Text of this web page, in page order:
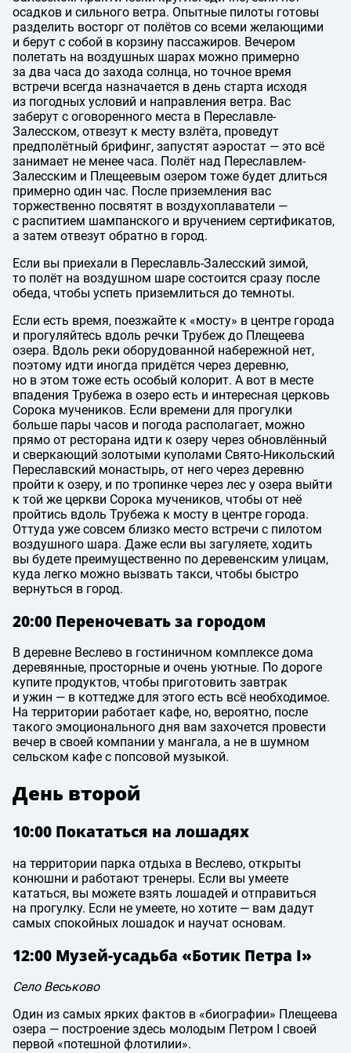
осадков и сильного ветра. Опытные пилоты готовы
разделить восторг от полётов со всеми желающими
и берут с собой в корзину пассажиров. Вечером
полетать на воздушных шарах можно примерно
за два часа до захода солнца, но точное время
встречи всегда назначается в день старта исходя
из погодных условий и направления ветра. Вас
заберут с оговоренного места в Переславле-
Залесском, отвезут к месту взлёта, проведут
предполётный брифинг, запустят аэростат — это всё
занимает не менее часа. Полёт над Переславлем-
Залесским и Плещеевым озером тоже будет длиться
примерно один час. После приземления вас
торжественно посвятят в воздухоплаватели —
с распитием шампанского и вручением сертификатов,
а затем отвезут обратно в город.
Если вы приехали в Переславль-Залесский зимой,
то полёт на воздушном шаре состоится сразу после
обеда, чтобы успеть приземлиться до темноты.
Если есть время, поезжайте к «мосту» в центре города
и прогуляйтесь вдоль речки Трубеж до Плещеева
озера. Вдоль реки оборудованной набережной нет,
поэтому идти иногда придётся через деревню,
но в этом тоже есть особый колорит. А вот в месте
впадения Трубежа в озеро есть и интересная церковь
Сорока мучеников. Если времени для прогулки
больше пары часов и погода располагает, можно
прямо от ресторана идти к озеру через обновлённый
и сверкающий золотыми куполами Свято-Никольский
Переславский монастырь, от него через деревню
пройти к озеру, и по тропинке через лес у озера выйти
к той же церкви Сорока мучеников, чтобы от неё
пройтись вдоль Трубежа к мосту в центре города.
Оттуда уже совсем близко место встречи с пилотом
воздушного шара. Даже если вы загуляете, ходить
вы будете преимущественно по деревенским улицам,
куда легко можно вызвать такси, чтобы быстро
вернуться в город.
20:00 Переночевать за городом
В деревне Веслево в гостиничном комплексе дома
деревянные, просторные и очень уютные. По дороге
купите продуктов, чтобы приготовить завтрак
и ужин — в коттедже для этого есть всё необходимое.
На территории работает кафе, но, вероятно, после
такого эмоционального дня вам захочется провести
вечер в своей компании у мангала, а не в шумном
сельском кафе с попсовой музыкой.
День второй
10:00 Покататься на лошадях
на территории парка отдыха в Веслево, открыты
конюшни и работают тренеры. Если вы умеете
кататься, вы можете взять лошадей и отправиться
на прогулку. Если не умеете, но хотите — вам дадут
самых спокойных лошадок и научат основам.
12:00 Музей-усадьба «Ботик Петра I»
Село Веськово
Один из самых ярких фактов в «биографии» Плещеева
озера — построение здесь молодым Петром I своей
первой «потешной флотилии».